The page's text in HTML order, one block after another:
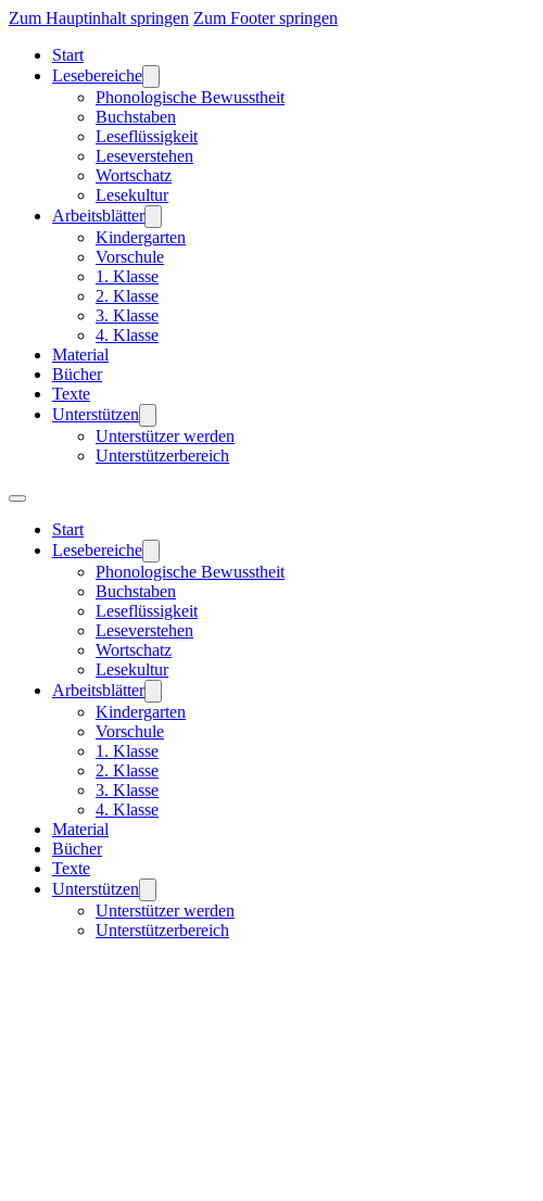
Zum Hauptinhalt springen Zum Footer springen
Start
Lesebereiche
Phonologische Bewusstheit
Buchstaben
Leseflüssigkeit
Leseverstehen
Wortschatz
Lesekultur
Arbeitsblätter
Kindergarten
Vorschule
1. Klasse
2. Klasse
3. Klasse
4. Klasse
Material
Bücher
Texte
Unterstützen
Unterstützer werden
Unterstützerbereich
Start
Lesebereiche
Phonologische Bewusstheit
Buchstaben
Leseflüssigkeit
Leseverstehen
Wortschatz
Lesekultur
Arbeitsblätter
Kindergarten
Vorschule
1. Klasse
2. Klasse
3. Klasse
4. Klasse
Material
Bücher
Texte
Unterstützen
Unterstützer werden
Unterstützerbereich